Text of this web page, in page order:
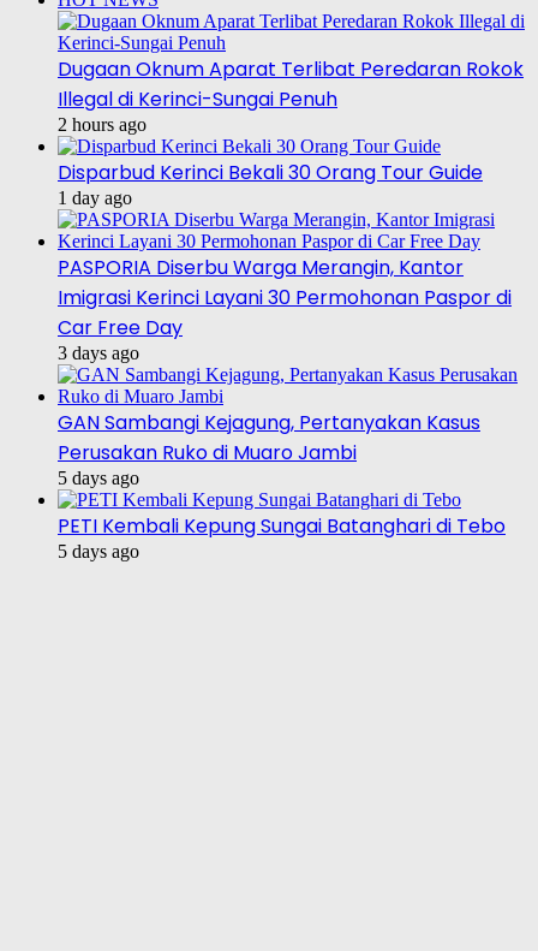
Dugaan Oknum Aparat Terlibat Peredaran Rokok
Illegal di Kerinci-Sungai Penuh
2 hours ago
Disparbud Kerinci Bekali 30 Orang Tour Guide
1 day ago
PASPORIA Diserbu Warga Merangin, Kantor
Imigrasi Kerinci Layani 30 Permohonan Paspor di
Car Free Day
3 days ago
GAN Sambangi Kejagung, Pertanyakan Kasus
Perusakan Ruko di Muaro Jambi
5 days ago
PETI Kembali Kepung Sungai Batanghari di Tebo
5 days ago